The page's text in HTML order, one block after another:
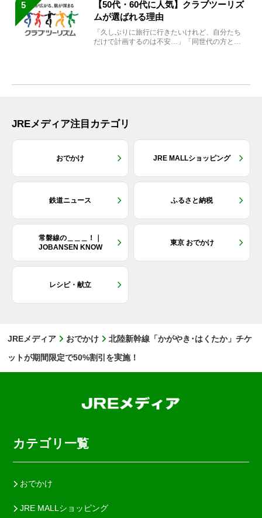
5
【50代・60代に人気】クラブツーリズ
ムが選ばれる理由
「久しぶりに旅行に行きたいけれど、自分たち
だけで計画するのは不安…」「同世代の方と気
JREメディア注目カテゴリ
おでかけ JRE MALLショッピング
鉄道ニュース ふるさと納税
常磐線の＿＿＿！｜
JOBANSEN KNOW
東京 おでかけ
レシピ・献立
JREメディア おでかけ
北陸新幹線「かがやき･はくたか」チケ
ットが期間限定で50%割引を実施！
カテゴリ一覧
おでかけ
JRE MALLショッピング